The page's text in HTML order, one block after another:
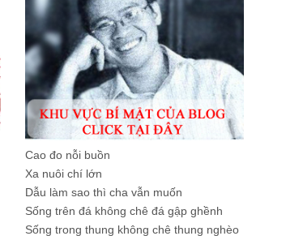
Cao đo nỗi buồn
Xa nuôi chí lớn
Dẫu làm sao thì cha vẫn muốn
Sống trên đá không chê đá gập ghềnh
Sống trong thung không chê thung nghèo